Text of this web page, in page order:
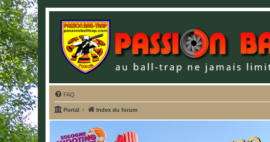
FAQ
Portal Index du forum